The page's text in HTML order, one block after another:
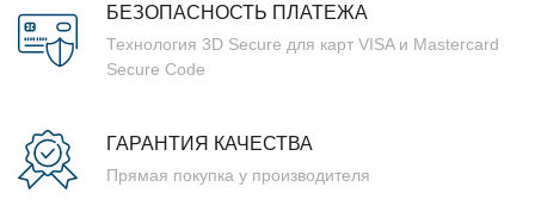
БЕЗОПАСНОСТЬ ПЛАТЕЖА
Технология 3D Secure для карт VISA и Mastercard
Secure Code
ГАРАНТИЯ КАЧЕСТВА
Прямая покупка у производителя